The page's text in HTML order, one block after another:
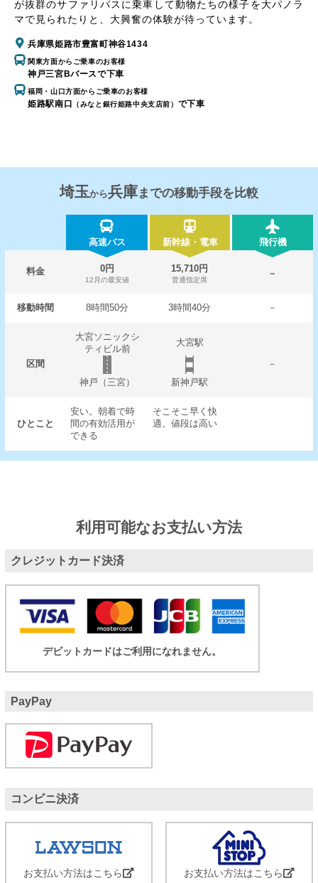
が抜群のサファリバスに乗車して動物たちの様子を大パノラ
マで見られたりと、大興奮の体験が待っています。
兵庫県姫路市豊富町神谷1434
関東方面からご乗車のお客様
神戸三宮Bバースで下車
福岡・山口方面からご乗車のお客様
姫路駅南口 （みなと銀行姫路中央支店前） で下車
埼玉から兵庫までの移動手段を比較
高速バス 新幹線・電車 飛行機
料金 0円
12月の最安値
15,710円
普通指定席
－
移動時間 8時間50分 3時間40分 －
区間
大宮ソニックシ
ティビル前
大宮駅
－
神戸（三宮）
新神戸駅
ひとこと
安い。朝着で時
間の有効活用が
できる
そこそこ早く快
適。値段は高い
利用可能なお支払い方法
クレジットカード決済
デビットカードはご利用になれません。
PayPay
コンビニ決済
お支払い方法はこちら お支払い方法はこちら